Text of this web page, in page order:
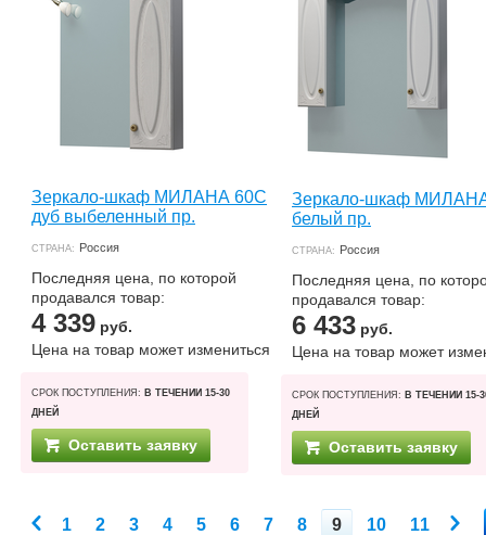
Зеркало-шкаф МИЛАНА 60С
дуб выбеленный пр.
СТРАНА: Россия
Последняя цена, по которой
продавался товар:
4 339 руб.
Цена на товар может измениться
СРОК ПОСТУПЛЕНИЯ: В ТЕЧЕНИИ 15-30
ДНЕЙ
Оставить заявку
Зеркало-шкаф
белый пр.
СТРАНА: Россия
Последняя цена, по
продавался товар:
6 433 руб.
Цена на товар может
СРОК ПОСТУПЛЕНИЯ: В ТЕЧЕНИИ 15-
ДНЕЙ
Оставить заявку
1 2 3 4 5 6 7 8 9 10 11